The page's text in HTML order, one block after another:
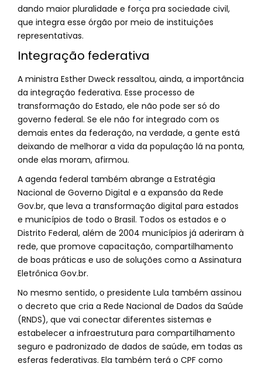
dando maior pluralidade e força pra sociedade civil,
que integra esse órgão por meio de instituições
representativas.
Integração federativa
A ministra Esther Dweck ressaltou, ainda, a importância
da integração federativa. Esse processo de
transformação do Estado, ele não pode ser só do
governo federal. Se ele não for integrado com os
demais entes da federação, na verdade, a gente está
deixando de melhorar a vida da população lá na ponta,
onde elas moram, afirmou.
A agenda federal também abrange a Estratégia
Nacional de Governo Digital e a expansão da Rede
Gov.br, que leva a transformação digital para estados
e municípios de todo o Brasil. Todos os estados e o
Distrito Federal, além de 2004 municípios já aderiram à
rede, que promove capacitação, compartilhamento
de boas práticas e uso de soluções como a Assinatura
Eletrônica Gov.br.
No mesmo sentido, o presidente Lula também assinou
o decreto que cria a Rede Nacional de Dados da Saúde
(RNDS), que vai conectar diferentes sistemas e
estabelecer a infraestrutura para compartilhamento
seguro e padronizado de dados de saúde, em todas as
esferas federativas. Ela também terá o CPF como